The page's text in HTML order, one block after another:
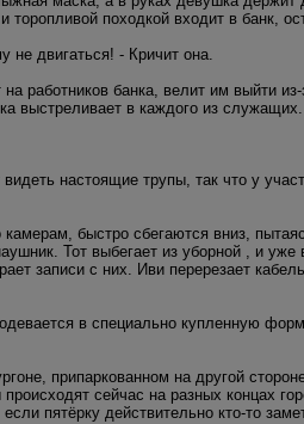
торопливой походкой входит в банк,
не двигаться! - Кричит она.
работников банка, велит им выйти
выстреливает в каждого из служащих.
видеть настоящие трупы, так что у
быстро сбегаются вниз,
Тот выбегает из уборной , и
записи с них. Иви перерезает
в специально купленную
припаркованном на другой
происходят сейчас на разных концах
пятёрку действительно кто-то